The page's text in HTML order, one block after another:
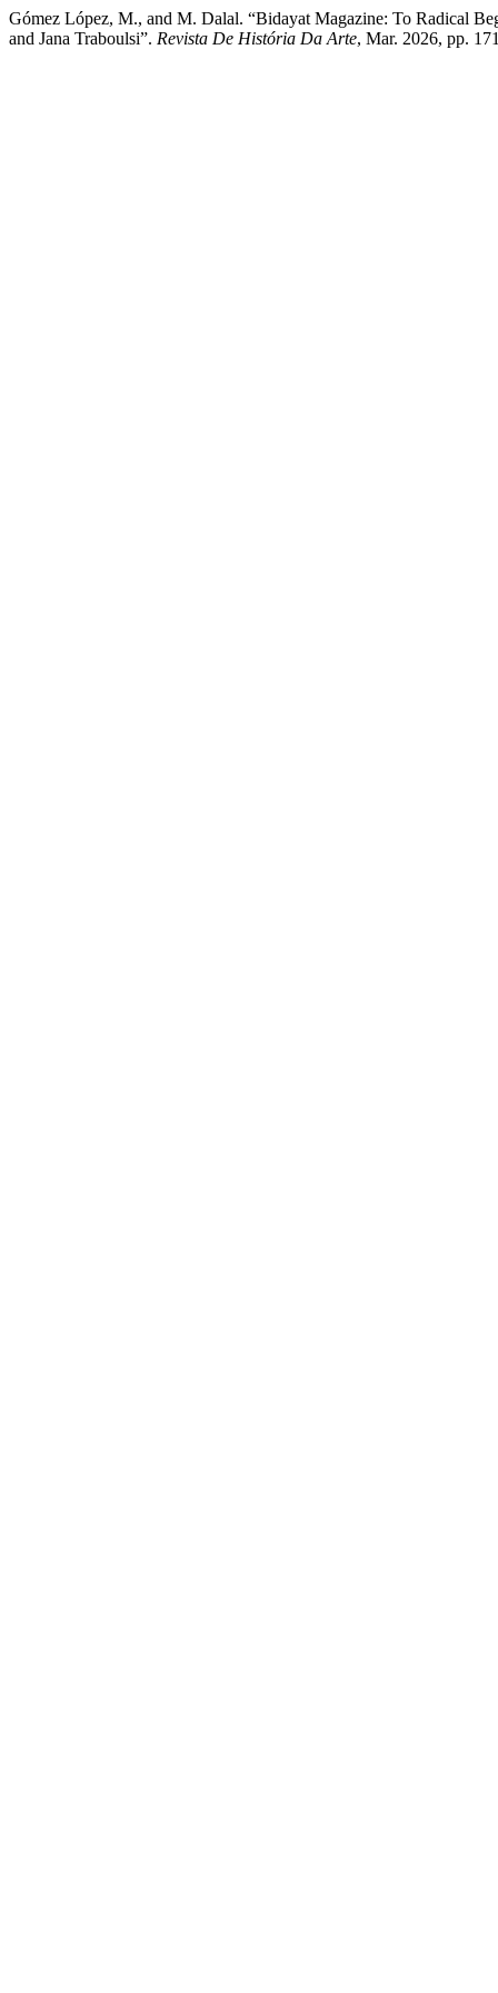
Gómez López, M., and M. Dalal. “Bidayat Magazine: To Radical
and Jana Traboulsi”. Revista De História Da Arte, Mar. 2026, pp.